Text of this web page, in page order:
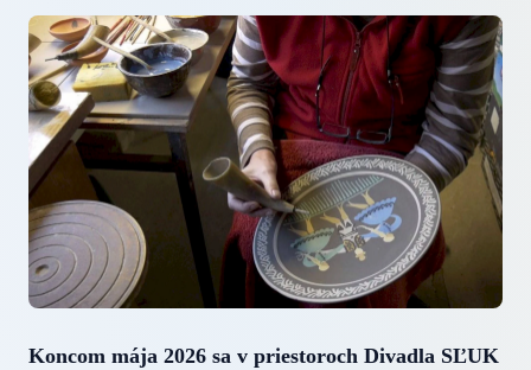
Koncom mája 2026 sa v priestoroch Divadla SĽUK